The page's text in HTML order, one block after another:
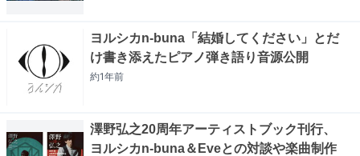
ヨルシカn-buna「結婚してください」とだ
け書き添えたピアノ弾き語り音源公開
約1年前
澤野弘之20周年アーティストブック刊行、
ヨルシカn-buna＆Eveとの対談や楽曲制作